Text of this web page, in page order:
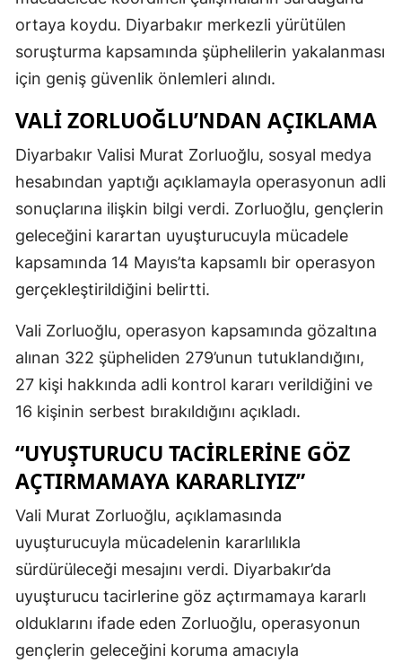
ortaya koydu. Diyarbakır merkezli yürütülen
soruşturma kapsamında şüphelilerin yakalanması
için geniş güvenlik önlemleri alındı.
VALI ZORLUOĞLU’NDAN AÇIKLAMA
Diyarbakır Valisi Murat Zorluoğlu, sosyal medya
hesabından yaptığı açıklamayla operasyonun adli
sonuçlarına ilişkin bilgi verdi. Zorluoğlu, gençlerin
geleceğini karartan uyuşturucuyla mücadele
kapsamında 14 Mayıs’ta kapsamlı bir operasyon
gerçekleştirildiğini belirtti.
Vali Zorluoğlu, operasyon kapsamında gözaltına
alınan 322 şüpheliden 279’unun tutuklandığını,
27 kişi hakkında adli kontrol kararı verildiğini ve
16 kişinin serbest bırakıldığını açıkladı.
“UYUŞTURUCU TACIRLERINE GÖZ
AÇTIRMAMAYA KARARLIYIZ”
Vali Murat Zorluoğlu, açıklamasında
uyuşturucuyla mücadelenin kararlılıkla
sürdürüleceği mesajını verdi. Diyarbakır’da
uyuşturucu tacirlerine göz açtırmamaya kararlı
olduklarını ifade eden Zorluoğlu, operasyonun
gençlerin geleceğini koruma amacıyla